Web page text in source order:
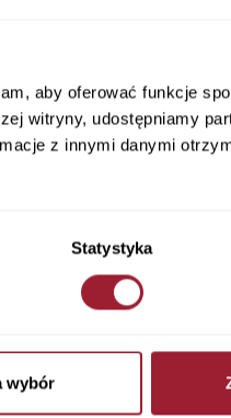
aby oferować funkcje
witryny, udostępniamy
z innymi danymi
Statystyka
wybór
T-shirt męski khaki 16159-003